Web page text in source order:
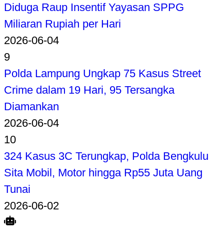
Diduga Raup Insentif Yayasan SPPG
Miliaran Rupiah per Hari
2026-06-04
9
Polda Lampung Ungkap 75 Kasus Street
Crime dalam 19 Hari, 95 Tersangka
Diamankan
2026-06-04
10
324 Kasus 3C Terungkap, Polda Bengkulu
Sita Mobil, Motor hingga Rp55 Juta Uang
Tunai
2026-06-02